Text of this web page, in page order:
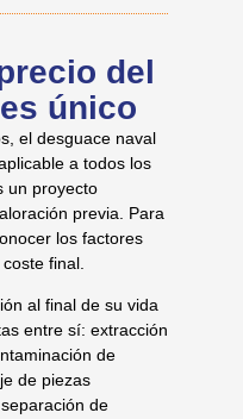
del
único
el desguace naval
a todos los
un proyecto
previa. Para
los factores
final.
al final de su vida
entre sí: extracción
de
de piezas
de